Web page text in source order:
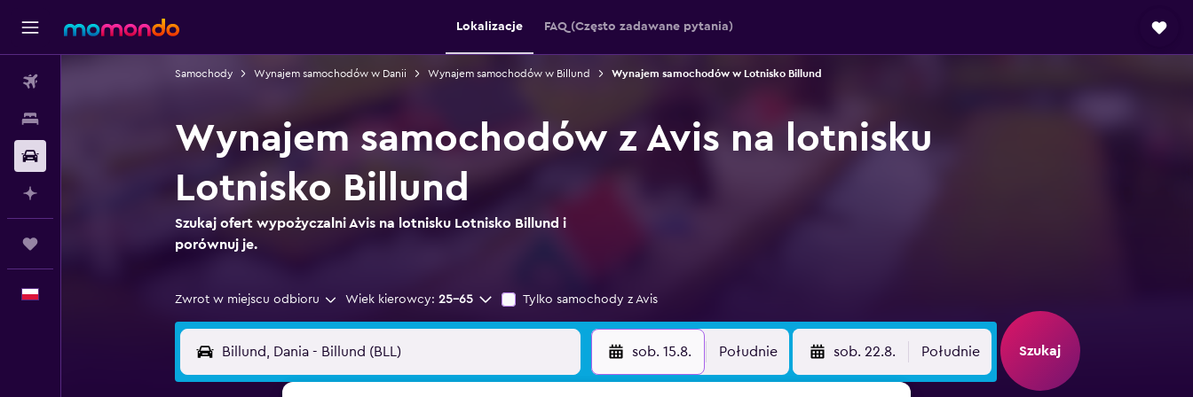
Lokalizacje FAQ (Często zadawane pytania)
Samochody Wynajem samochodów w Danii Wynajem samochodów w Billund Wynajem samochodów w Lotnisko Billund
Wynajem samochodów z Avis na lotnisku
Lotnisko Billund
Szukaj ofert wypożyczalni Avis na lotnisku Lotnisko Billund i
porównuj je.
Zwrot w miejscu odbioru Wiek kierowcy: 25-65 Tylko samochody z Avis
sob. 15.8. Południe sob. 22.8. Południe Szukaj